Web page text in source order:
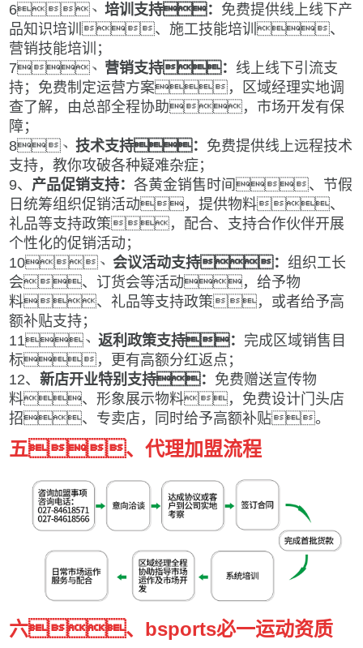
6、培训支持： 免费提供线上线下产
品知识培训、施工技能培训、
营销技能培训；
7、 营销支持： 线上线下引流支
持； 免费制定运营方案，区域经理实地调
查了解，由总部全程协助，市场开发有保
障；
8、技术支持： 免费提供线上远程技术
支持，教你攻破各种疑难杂症；
9、 产品促销支持：各黄金销售时间、节假
日统筹组织促销活动，提供物料、
礼品等支持政策，配合、支持合作伙伴开展
个性化的促销活动；
10、会议活动支持： 组织工长
会、订货会等活动，给予物
料、礼品等支持政策，或者给予高
额补贴支持；
11、返利政策支持： 完成区域销售 目
标，更有高额分红返点；
12、新店开业特别支持： 免费赠送宣传物
料、形象展示物料，免费设计门头店
招、专卖店，同时给予高额补贴。
五、代理加盟流程
六、bsports必一运动资质